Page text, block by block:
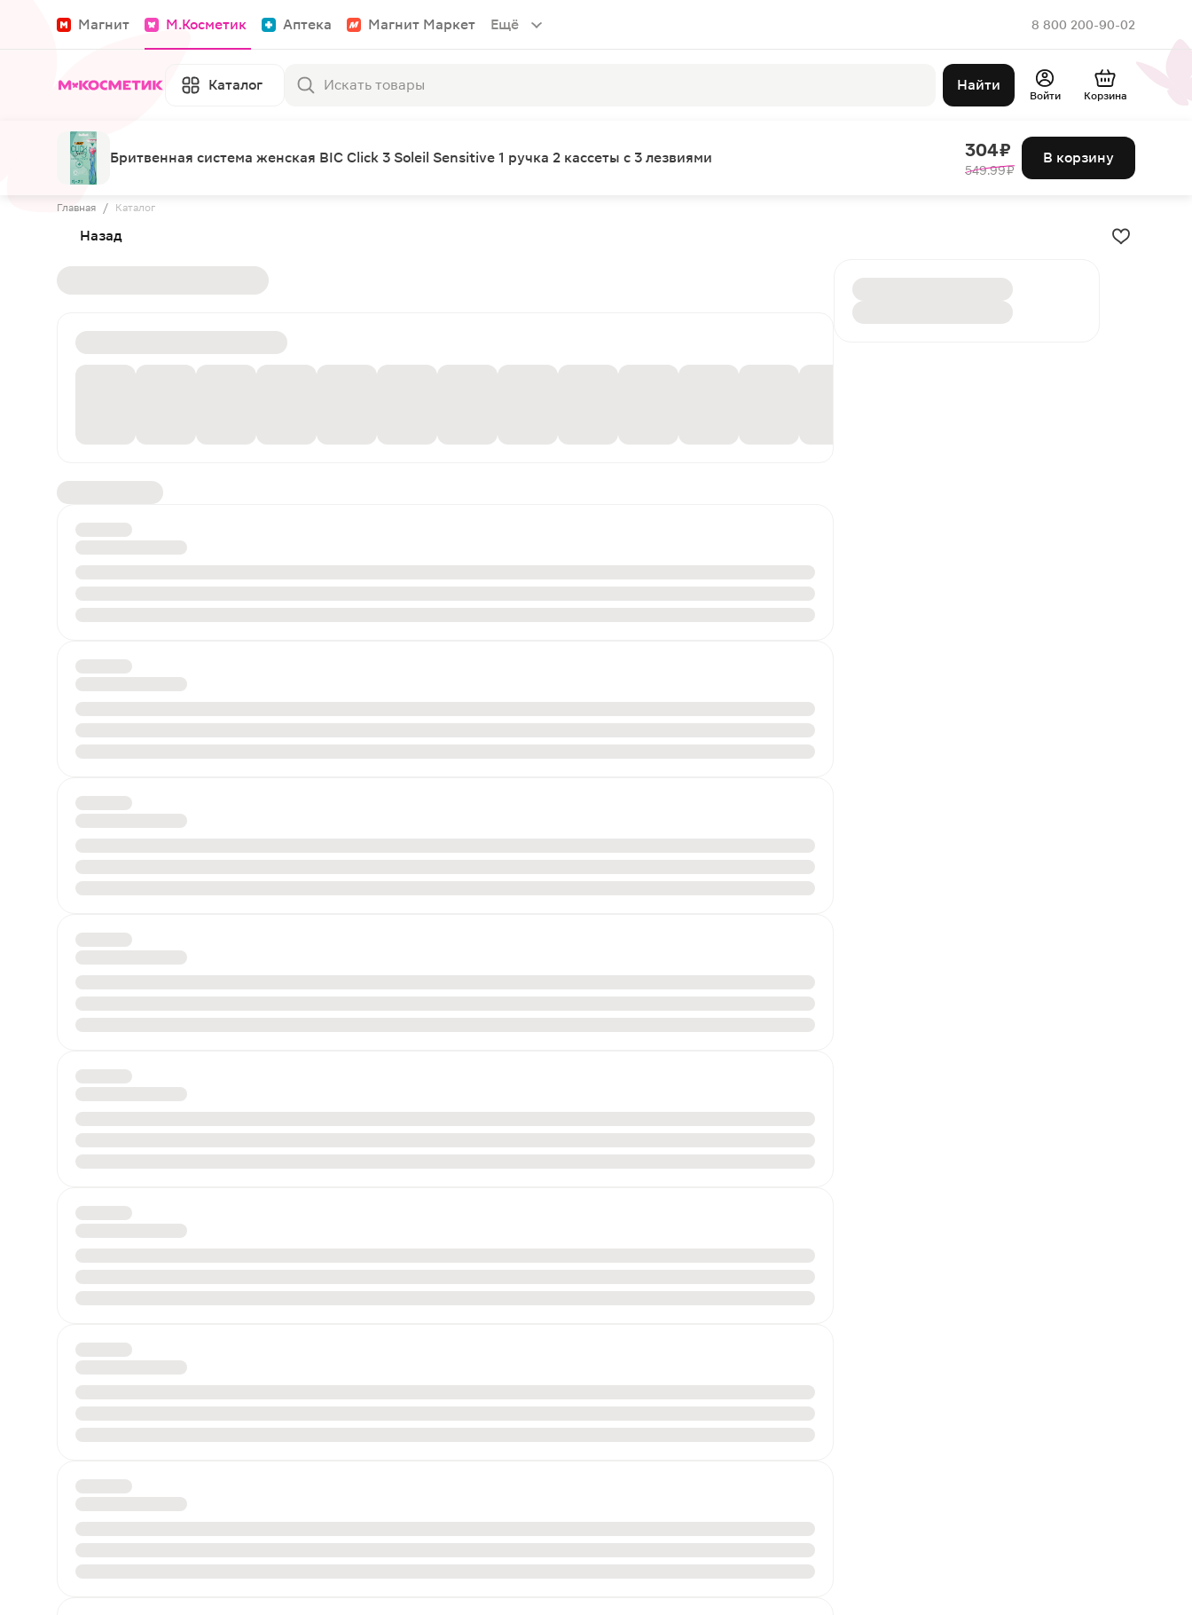
Магнит М.Косметик Аптека Магнит Маркет Ещё 8 800 200-90-02
Каталог Найти
Войти Корзина
Бритвенная система женская BIC Click 3 Soleil Sensitive 1 ручка 2 кассеты с 3 лезвиями 304 ₽
549.99 ₽
В корзину
Главная / Каталог
Назад